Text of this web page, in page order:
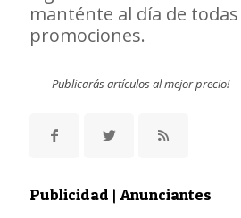
manténte al día de
promociones.
Publicarás artículos al mejor precio!
Publicidad | Anunciantes